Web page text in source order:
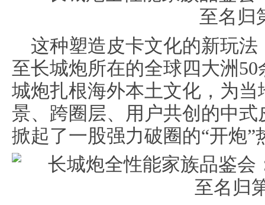
这种塑造皮卡文化的新玩
至长城炮所在的全球四大洲
城炮扎根海外本土文化，为
景、跨圈层、用户共创的中
掀起了一股强力破圈的“开炮”